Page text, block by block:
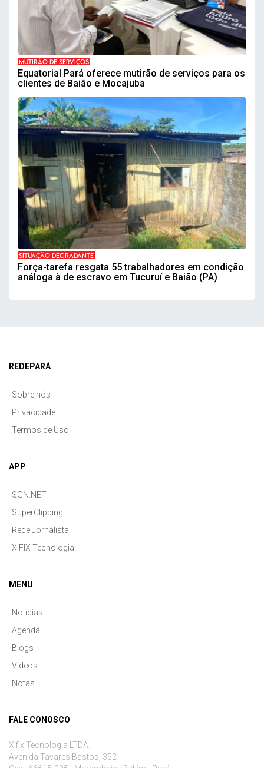
MUTIRÃO DE SERVIÇOS
Equatorial Pará oferece mutirão de serviços para os
clientes de Baião e Mocajuba
SITUAÇÃO DEGRADANTE
Força-tarefa resgata 55 trabalhadores em condição
análoga à de escravo em Tucuruí e Baião (PA)
REDEPARÁ
Sobre nós
Privacidade
Termos de Uso
APP
SGN.NET
SuperClipping
Rede Jornalista
XIFIX Tecnologia
MENU
Notícias
Agenda
Blogs
Videos
Notas
FALE CONOSCO
Xifix Tecnologia LTDA.
Avenida Tavares Bastos, 352